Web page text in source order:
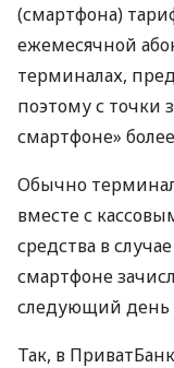
(смартфона)
ежемесячной
терминалах,
поэтому с точки
смартфоне»
Обычно
вместе с
средства в
смартфоне
следующий день
Так, в